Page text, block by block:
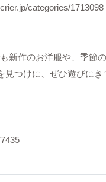
categories/1713098
新作のお洋服や、季節
見つけに、ぜひ遊びにき